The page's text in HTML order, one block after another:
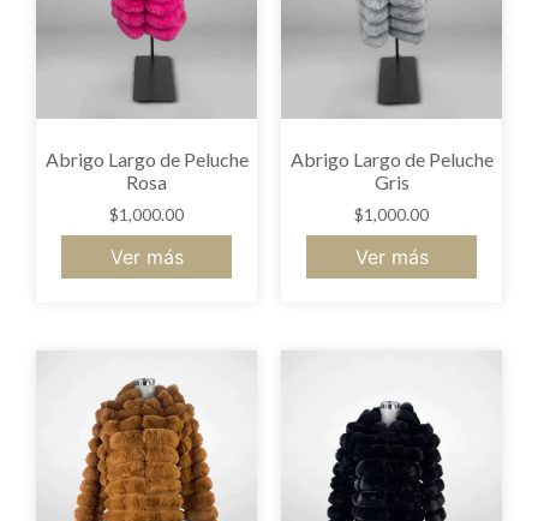
Abrigo Largo de Peluche
Rosa
$1,000.00
Ver más
Abrigo Largo de Peluche
Gris
$1,000.00
Ver más